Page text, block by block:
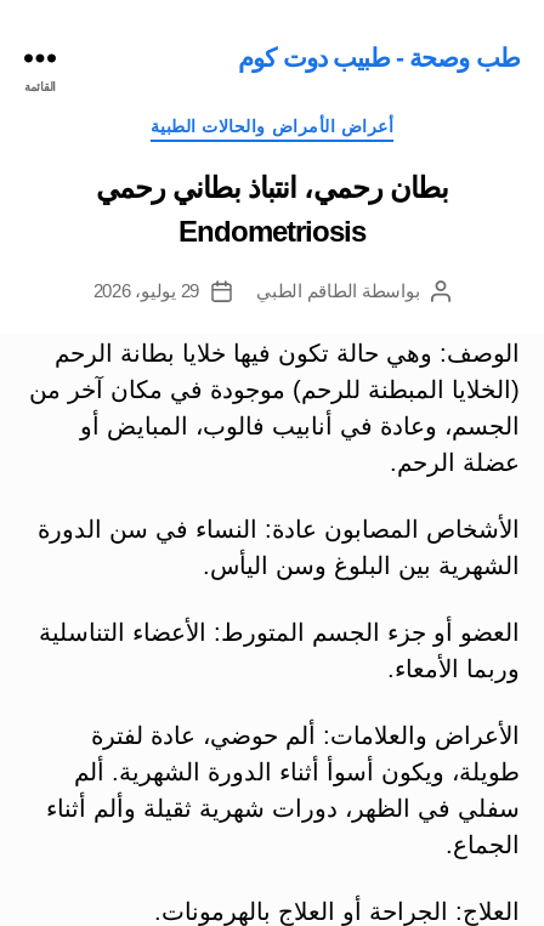
طب وصحة - طبيب دوت كوم
القائمة
التصنيفات
أعراض الأمراض والحالات الطبية
بطان رحمي، انتباذ بطاني رحمي
Endometriosis
كاتببواسطة الطاقم الطبي
تاريخ
29 يوليو، 2026
الوصف: وهي حالة تكون فيها خلايا بطانة الرحم
(الخلايا المبطنة للرحم) موجودة في مكان آخر من
الجسم، وعادة في أنابيب فالوب، المبايض أو
عضلة الرحم.
الأشخاص المصابون عادة: النساء في سن الدورة
الشهرية بين البلوغ وسن اليأس.
العضو أو جزء الجسم المتورط: الأعضاء التناسلية
وربما الأمعاء.
الأعراض والعلامات: ألم حوضي، عادة لفترة
طويلة، ويكون أسوأ أثناء الدورة الشهرية. ألم
سفلي في الظهر، دورات شهرية ثقيلة وألم أثناء
الجماع.
العلاج: الجراحة أو العلاج بالهرمونات.